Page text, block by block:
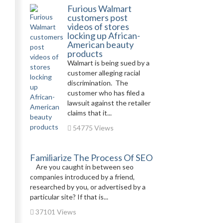
Furious Walmart
customers post
videos of stores
locking up African-
American beauty
products
Walmart is being sued by a
customer alleging racial
discrimination. The
customer who has filed a
lawsuit against the retailer
claims that it...
54775 Views
Familiarize The Process Of SEO
Are you caught in between seo
companies introduced by a friend,
researched by you, or advertised by a
particular site? If that is...
37101 Views